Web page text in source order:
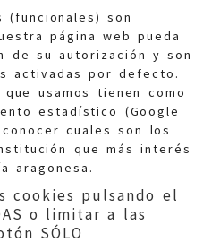
son
página web pueda
de su autorización y son
activadas por defecto.
usamos tienen como
estadístico (Google
cuales son los
que más interés
aragonesa.
cookies pulsando el
o limitar a las
SÓLO
general:
210 210/